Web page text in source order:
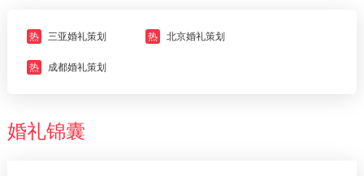
热 三亚婚礼策划 热 北京婚礼策划
热 成都婚礼策划
婚礼锦囊